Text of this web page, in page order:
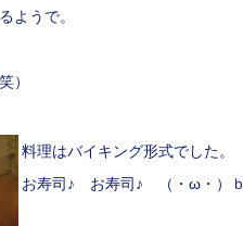
ようで。
）
料理はバイキング形式でした。
お寿司♪ お寿司♪ （・ω・）ｂ